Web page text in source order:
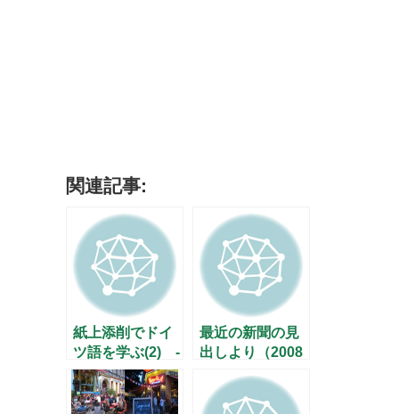
関連記事:
紙上添削でドイ
ツ語を学ぶ(2) -
お茶の水・湯島
(1) –
最近の新聞の見
出しより（2008